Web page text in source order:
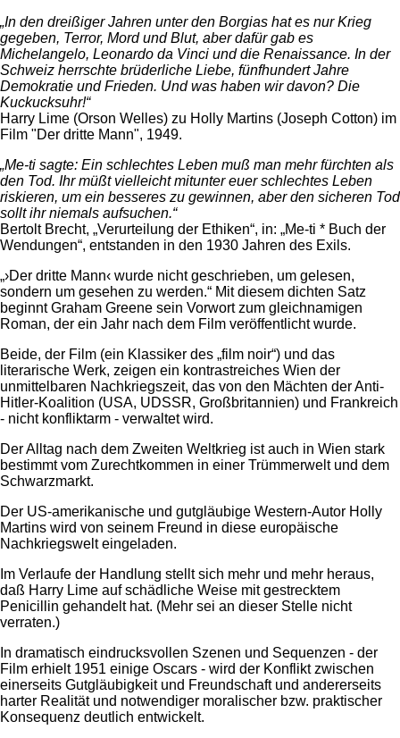
„In den dreißiger Jahren unter den Borgias hat es nur Krieg
gegeben, Terror, Mord und Blut, aber dafür gab es
Michelangelo, Leonardo da Vinci und die Renaissance. In der
Schweiz herrschte brüderliche Liebe, fünfhundert Jahre
Demokratie und Frieden. Und was haben wir davon? Die
Kuckucksuhr!“
Harry Lime (Orson Welles) zu Holly Martins (Joseph Cotton) im
Film "Der dritte Mann", 1949.
„Me-ti sagte: Ein schlechtes Leben muß man mehr fürchten als
den Tod. Ihr müßt vielleicht mitunter euer schlechtes Leben
riskieren, um ein besseres zu gewinnen, aber den sicheren Tod
sollt ihr niemals aufsuchen.“
Bertolt Brecht, „Verurteilung der Ethiken“, in: „Me-ti * Buch der
Wendungen“, entstanden in den 1930 Jahren des Exils.
„›Der dritte Mann‹ wurde nicht geschrieben, um gelesen,
sondern um gesehen zu werden.“ Mit diesem dichten Satz
beginnt Graham Greene sein Vorwort zum gleichnamigen
Roman, der ein Jahr nach dem Film veröffentlicht wurde.
Beide, der Film (ein Klassiker des „film noir“) und das
literarische Werk, zeigen ein kontrastreiches Wien der
unmittelbaren Nachkriegszeit, das von den Mächten der Anti-
Hitler-Koalition (USA, UDSSR, Großbritannien) und Frankreich
- nicht konfliktarm - verwaltet wird.
Der Alltag nach dem Zweiten Weltkrieg ist auch in Wien stark
bestimmt vom Zurechtkommen in einer Trümmerwelt und dem
Schwarzmarkt.
Der US-amerikanische und gutgläubige Western-Autor Holly
Martins wird von seinem Freund in diese europäische
Nachkriegswelt eingeladen.
Im Verlaufe der Handlung stellt sich mehr und mehr heraus,
daß Harry Lime auf schädliche Weise mit gestrecktem
Penicillin gehandelt hat. (Mehr sei an dieser Stelle nicht
verraten.)
In dramatisch eindrucksvollen Szenen und Sequenzen - der
Film erhielt 1951 einige Oscars - wird der Konflikt zwischen
einerseits Gutgläubigkeit und Freundschaft und andererseits
harter Realität und notwendiger moralischer bzw. praktischer
Konsequenz deutlich entwickelt.